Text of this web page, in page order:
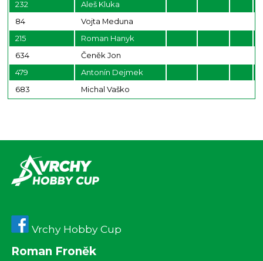
232
Aleš Kluka
84
Vojta Meduna
215
Roman Hanyk
634
Čeněk Jon
479
Antonín Dejmek
683
Michal Vaško
Vrchy Hobby Cup
Roman Froněk